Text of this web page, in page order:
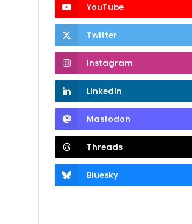
YouTube
Twitter
Instagram
LinkedIn
Mastodon
Threads
Bluesky